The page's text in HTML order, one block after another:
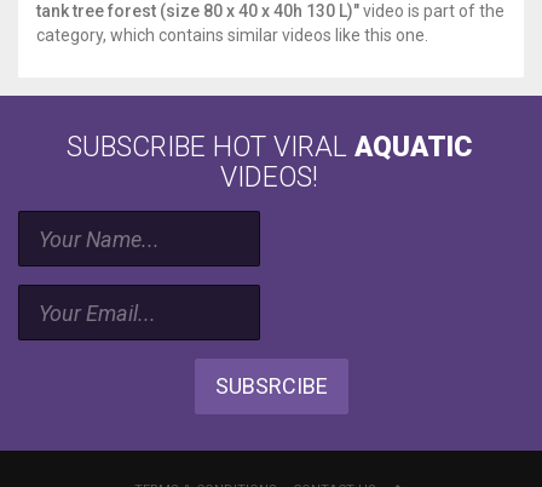
schede
tecniche
pesci
molluschi
coralli
acqua
salata
dolce.
tecniche
tank tree forest (size 80 x 40 x 40h 130 L)"video is part of the
category, which contains similar videos like this one.
SUBSCRIBE HOT VIRAL AQUATIC
VIDEOS!
SUBSRCIBE